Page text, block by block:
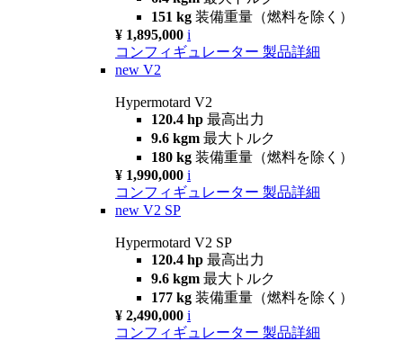
151 kg 装備重量（燃料を除く）
¥ 1,895,000 i
コンフィギュレーター 製品詳細
new V2
Hypermotard V2
120.4 hp 最高出力
9.6 kgm 最大トルク
180 kg 装備重量（燃料を除く）
¥ 1,990,000 i
コンフィギュレーター 製品詳細
new V2 SP
Hypermotard V2 SP
120.4 hp 最高出力
9.6 kgm 最大トルク
177 kg 装備重量（燃料を除く）
¥ 2,490,000 i
コンフィギュレーター 製品詳細